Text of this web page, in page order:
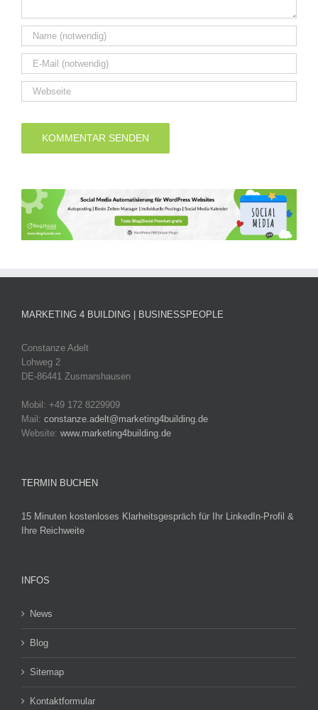
MARKETING 4 BUILDING | BUSINESSPEOPLE
Constanze Adelt
Lohweg 2
DE-86441 Zusmarshausen
Mobil: +49 172 8229909
Mail: constanze.adelt@marketing4building.de
Website: www.marketing4building.de
TERMIN BUCHEN
15 Minuten kostenloses Klarheitsgespräch für Ihr LinkedIn-Profil &
Ihre Reichweite
INFOS
News
Blog
Sitemap
Kontaktformular